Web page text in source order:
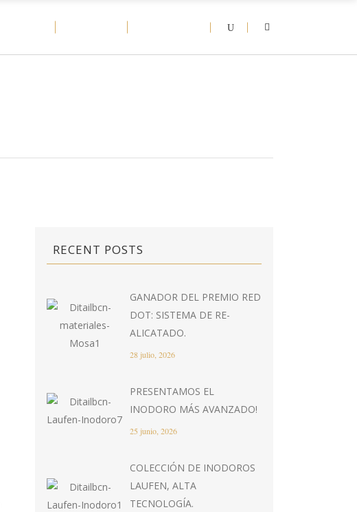
RECENT POSTS
GANADOR DEL PREMIO RED
DOT: SISTEMA DE RE-
ALICATADO.
28 julio, 2026
PRESENTAMOS EL
INODORO MÁS AVANZADO!
25 junio, 2026
COLECCIÓN DE INODOROS
LAUFEN, ALTA
TECNOLOGÍA.